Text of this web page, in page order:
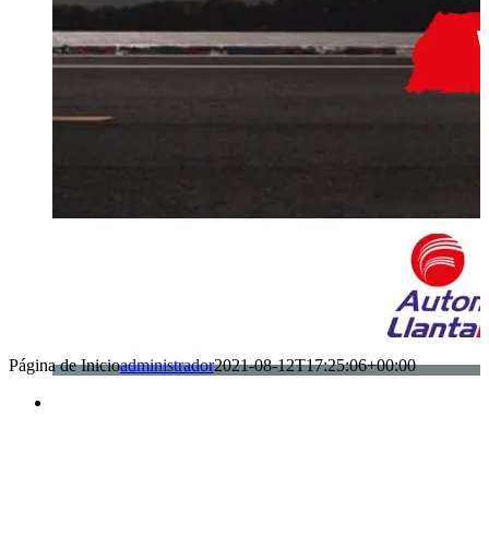
Página de Inicioadministrador2021-08-12T17:25:06+00:00